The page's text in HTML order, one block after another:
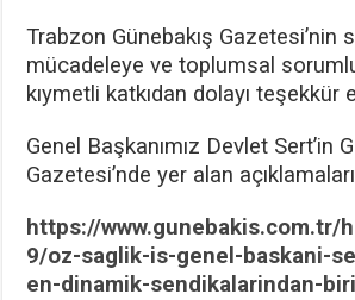
Trabzon Günebakış Gazetesi’nin
mücadeleye ve toplumsal
kıymetli katkıdan dolayı teşekkür
Genel Başkanımız Devlet Sert’in
Gazetesi’nde yer alan
https://www.gunebakis.com.tr/
9/oz-saglik-is-genel-baskani-
en-dinamik-sendikalarindan-